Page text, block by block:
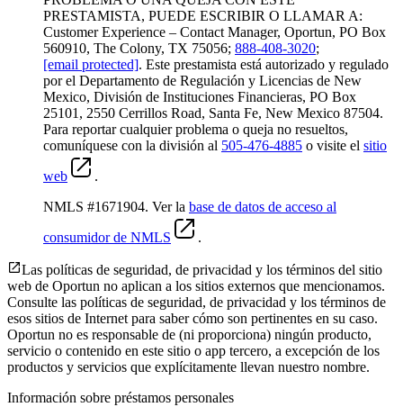
PRESTAMISTA, PUEDE ESCRIBIR O LLAMAR A:
Customer Experience – Contact Manager, Oportun, PO Box
560910, The Colony, TX 75056; 888-408-3020;
[email protected]. Este prestamista está autorizado y regulado
por el Departamento de Regulación y Licencias de New
Mexico, División de Instituciones Financieras, PO Box
25101, 2550 Cerrillos Road, Santa Fe, New Mexico 87504.
Para reportar cualquier problema o queja no resueltos,
comuníquese con la división al 505-476-4885 o visite el sitio
web
.
NMLS #1671904. Ver la base de datos de acceso al
consumidor de NMLS
.
Las políticas de seguridad, de privacidad y los términos del sitio
web de Oportun no aplican a los sitios externos que mencionamos.
Consulte las políticas de seguridad, de privacidad y los términos de
esos sitios de Internet para saber cómo son pertinentes en su caso.
Oportun no es responsable de (ni proporciona) ningún producto,
servicio o contenido en este sitio o app tercero, a excepción de los
productos y servicios que explícitamente llevan nuestro nombre.
Información sobre préstamos personales